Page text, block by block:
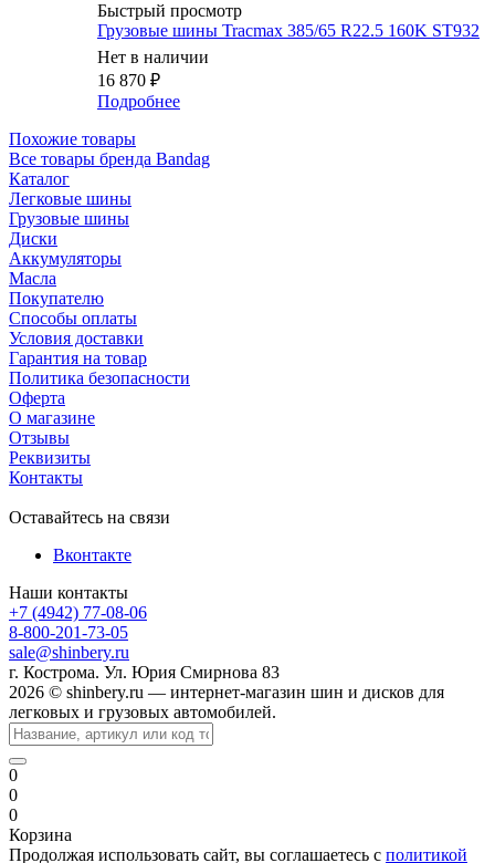
Быстрый просмотр
Грузовые шины Tracmax 385/65 R22.5 160K ST932
Нет в наличии
16 870 ₽
Подробнее
Похожие товары
Все товары бренда Bandag
Каталог
Легковые шины
Грузовые шины
Диски
Аккумуляторы
Масла
Покупателю
Способы оплаты
Условия доставки
Гарантия на товар
Политика безопасности
Оферта
О магазине
Отзывы
Реквизиты
Контакты
Оставайтесь на связи
Вконтакте
Наши контакты
+7 (4942) 77-08-06
8-800-201-73-05
sale@shinbery.ru
г. Кострома. Ул. Юрия Смирнова 83
2026 © shinbery.ru — интернет-магазин шин и дисков для
легковых и грузовых автомобилей.
0
0
0
Корзина
Продолжая использовать сайт, вы соглашаетесь с политикой